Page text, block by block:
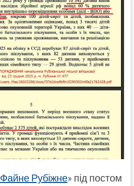
Файне Рубіжне» під постом